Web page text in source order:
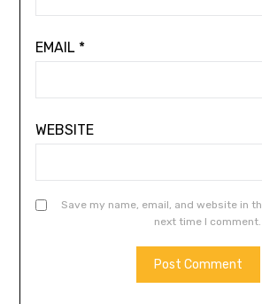
EMAIL *
WEBSITE
Save my name, email, and website in
next time I comment.